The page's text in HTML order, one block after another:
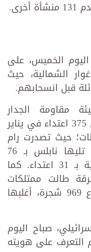
الخميس، على
الشمالية، حيث
قبل انسحابهم.
مقاومة الجدار
والاستيطان تنفيذ المستعمرين 375 اعتداء في يناير
حيث تصدرت رام
الله والبيرة بـ 105 اعتداءات، تليها نابلس بـ 76
اعتداء، والخليل بـ 55، وقلقيلية بـ 31 اعتداء. كما
وسرقة طالت ممتلكات
المواطنين، بما في ذلك اقتلاع 969 شجرة، أغلبها
صباح اليوم
التعرف على هويته